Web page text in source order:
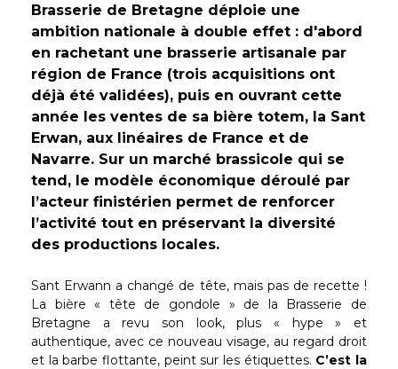
Brasserie de Bretagne déploie une
ambition nationale à double effet : d'abord
en rachetant une brasserie artisanale par
région de France (trois acquisitions ont
déjà été validées), puis en ouvrant cette
année les ventes de sa bière totem, la Sant
Erwan, aux linéaires de France et de
Navarre. Sur un marché brassicole qui se
tend, le modèle économique déroulé par
l’acteur finistérien permet de renforcer
l’activité tout en préservant la diversité
des productions locales.
Sant Erwann a changé de tête, mais pas de recette !
La bière « tête de gondole » de la Brasserie de
Bretagne a revu son look, plus « hype » et
authentique, avec ce nouveau visage, au regard droit
et la barbe flottante, peint sur les étiquettes. C’est la